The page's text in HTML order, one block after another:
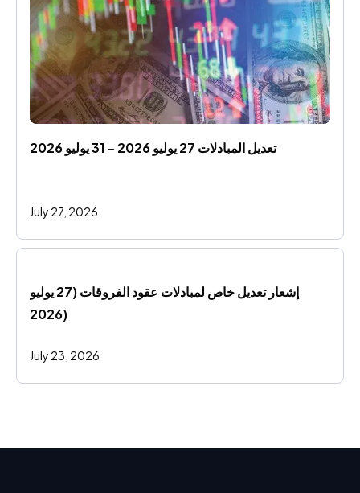
تعديل المبادلات 27 يوليو 2026 - 31 يوليو 2026
July 27, 2026
إشعار تعديل خاص لمبادلات عقود الفروقات (27 يوليو
2026)
July 23, 2026